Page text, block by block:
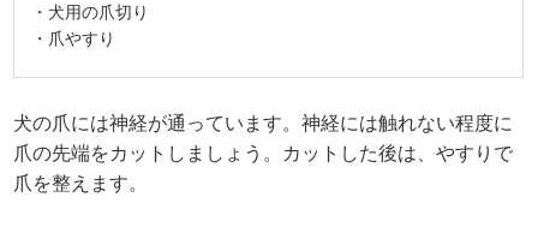
・犬用の爪切り
・爪やすり
犬の爪には神経が通っています。神経には触れない程度に
爪の先端をカットしましょう。カットした後は、やすりで
爪を整えます。